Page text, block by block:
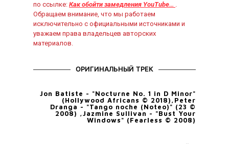
по ссылке: Как обойти замедления YouTube… .
Обращаем внимание, что мы работаем
исключительно с официальными источниками и
уважаем права владельцев авторских
материалов.
ОРИГИНАЛЬНЫЙ ТРЕК
Jon Batiste - "Nocturne No. 1 in D Minor"
(Hollywood Africans © 2018),Peter
Dranga - "Tango noche (Noteo)" (23 ©
2008) ,Jazmine Sullivan - "Bust Your
Windows" (Fearless © 2008)